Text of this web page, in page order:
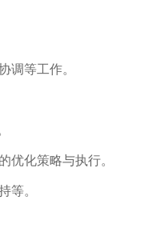
等工作。
化策略与执行。
等。